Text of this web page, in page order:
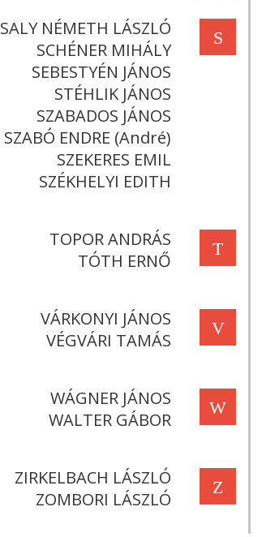
S
SALY NÉMETH LÁSZLÓ
SCHÉNER MIHÁLY
SEBESTYÉN JÁNOS
STÉHLIK JÁNOS
SZABADOS JÁNOS
SZABÓ ENDRE (André)
SZEKERES EMIL
SZÉKHELYI EDITH
T
TOPOR ANDRÁS
TÓTH ERNŐ
V
VÁRKONYI JÁNOS
VÉGVÁRI TAMÁS
W
WÁGNER JÁNOS
WALTER GÁBOR
Z
ZIRKELBACH LÁSZLÓ
ZOMBORI LÁSZLÓ